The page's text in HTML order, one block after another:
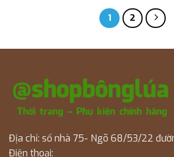
1 2
Địa chỉ: số nhà 75- Ngõ 68/53/22
Điện thoại: